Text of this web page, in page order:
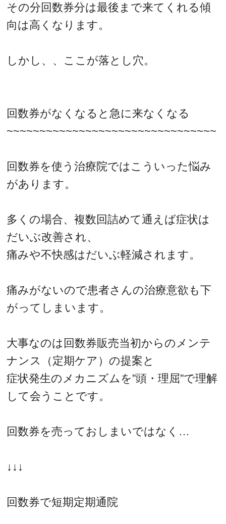
その分回数券分は最後まで来てくれる傾
向は高くなります。
しかし、、ここが落とし穴。
回数券がなくなると急に来なくなる
~~~~~~~~~~~~~~~~~~~~~~~~~~~~~~~~
回数券を使う治療院ではこういった悩み
があります。
多くの場合、複数回詰めて通えば症状は
だいぶ改善され、
痛みや不快感はだいぶ軽減されます。
痛みがないので患者さんの治療意欲も下
がってしまいます。
大事なのは回数券販売当初からのメンテ
ナンス（定期ケア）の提案と
症状発生のメカニズムを”頭・理屈”で理解
して会うことです。
回数券を売っておしまいではなく…
↓↓↓
回数券で短期定期通院